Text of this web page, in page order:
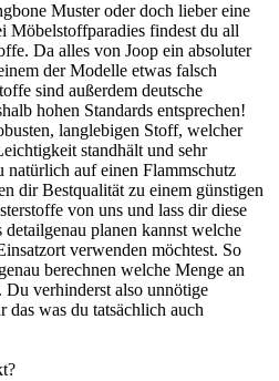
Muster oder doch lieber eine
Möbelstoffparadies findest du all
Da alles von Joop ein absoluter
der Modelle etwas falsch
sind außerdem deutsche
hohen Standards entsprechen!
langlebigen Stoff, welcher
standhält und sehr
natürlich auf einen Flammschutz
dir Bestqualität zu einem günstigen
von uns und lass dir diese
planen kannst welche
verwenden möchtest. So
berechnen welche Menge an
Du verhinderst also unnötige
das was du tatsächlich auch